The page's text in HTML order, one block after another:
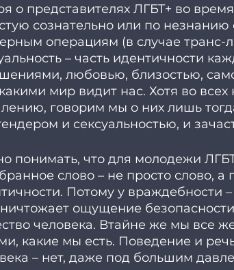
о представителях ЛГБТ+ во
сознательно или по незнанию
операциям (в случае транс-
– часть идентичности
любовью, близостью,
мир видит нас. Хотя во всех
говорим мы о них лишь
и сексуальностью, и
понимать, что для молодежи
слово – не просто слово,
Потому у враждебности
ощущение
человека. Втайне же мы все
какие мы есть. Поведение и
– нет, даже под большим